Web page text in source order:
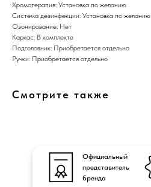
Хромотерапия: Установка по желанию
Система дезинфекции: Установка по желанию
Озонирование: Нет
Каркас: В комплекте
Подголовник: Приобретается отдельно
Ручки: Приобретается отдельно
Смотрите также
Официальный
представитель
бренда